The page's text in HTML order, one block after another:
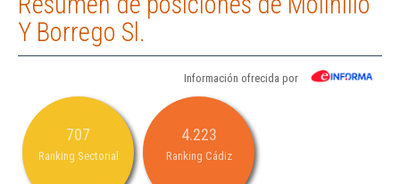
Y Borrego Sl.
Información ofrecida por
707
Ranking Sectorial
4.223
Ranking Cádiz